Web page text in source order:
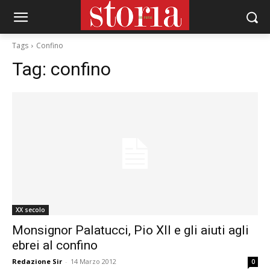
Tags Confino
Tag: confino
XX secolo
Monsignor Palatucci, Pio XII e gli aiuti agli
ebrei al confino
Redazione Sir - 14 Marzo 2012 0